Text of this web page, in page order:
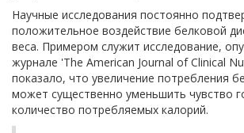
Научные исследования постоянно
положительное воздействие белковой
веса. Примером служит исследование,
журнале 'The American Journal of Clinical
показало, что увеличение потребления
может существенно уменьшить чувство
количество потребляемых калорий.